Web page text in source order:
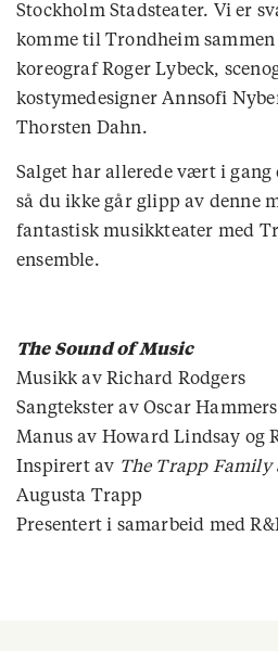
Stockholm Stadsteater. Vi er
komme til Trondheim
koreograf Roger Lybeck,
kostymedesigner Annsofi
Thorsten Dahn.
Salget har allerede vært i gang
så du ikke går glipp av denne
fantastisk musikkteater med
ensemble.
The Sound of Music
Musikk av Richard Rodgers
Sangtekster av Oscar
Manus av Howard Lindsay og
Inspirert av The Trapp Family
Augusta Trapp
Presentert i samarbeid med